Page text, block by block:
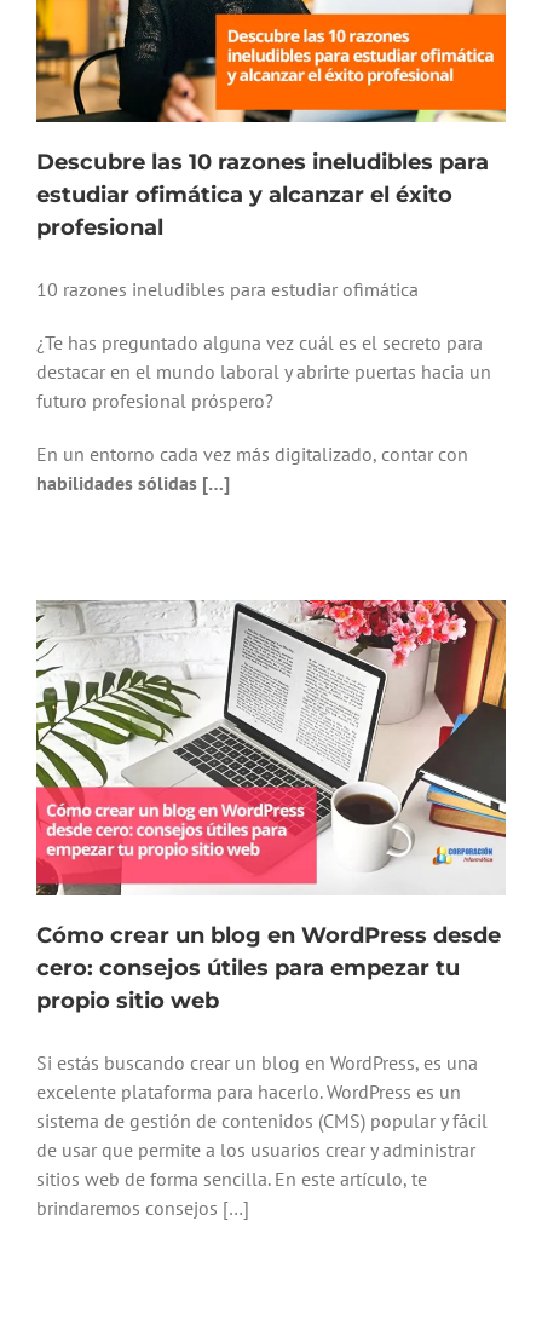
Descubre las 10 razones ineludibles para
estudiar ofimática y alcanzar el éxito
profesional
10 razones ineludibles para estudiar ofimática
¿Te has preguntado alguna vez cuál es el secreto para
destacar en el mundo laboral y abrirte puertas hacia un
futuro profesional próspero?
En un entorno cada vez más digitalizado, contar con
habilidades sólidas […]
Cómo crear un blog en WordPress desde
cero: consejos útiles para empezar tu
propio sitio web
Si estás buscando crear un blog en WordPress, es una
excelente plataforma para hacerlo. WordPress es un
sistema de gestión de contenidos (CMS) popular y fácil
de usar que permite a los usuarios crear y administrar
sitios web de forma sencilla. En este artículo, te
brindaremos consejos […]